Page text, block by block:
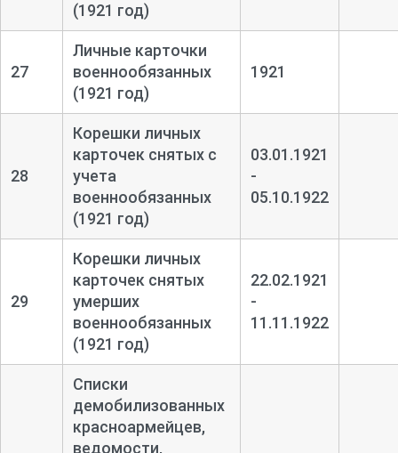
(1921 год)
27
Личные карточки
военнообязанных
(1921 год)
1921
28
Корешки личных
карточек снятых с
учета
военнообязанных
(1921 год)
03.01.1921
-
05.10.1922
29
Корешки личных
карточек снятых
умерших
военнообязанных
(1921 год)
22.02.1921
-
11.11.1922
Списки
демобилизованных
красноармейцев,
ведомости,